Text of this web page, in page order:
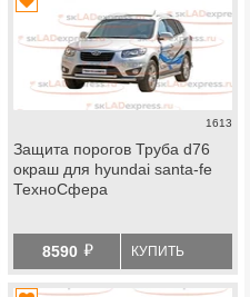
1613
Защита порогов Труба d76
окраш для hyundai santa-fe
ТехноСфера
8590 й КУПИТЬ